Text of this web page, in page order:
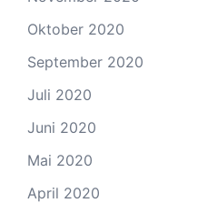
Oktober 2020
September 2020
Juli 2020
Juni 2020
Mai 2020
April 2020